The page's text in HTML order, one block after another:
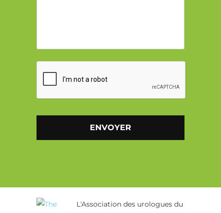
L'Association des urologues du